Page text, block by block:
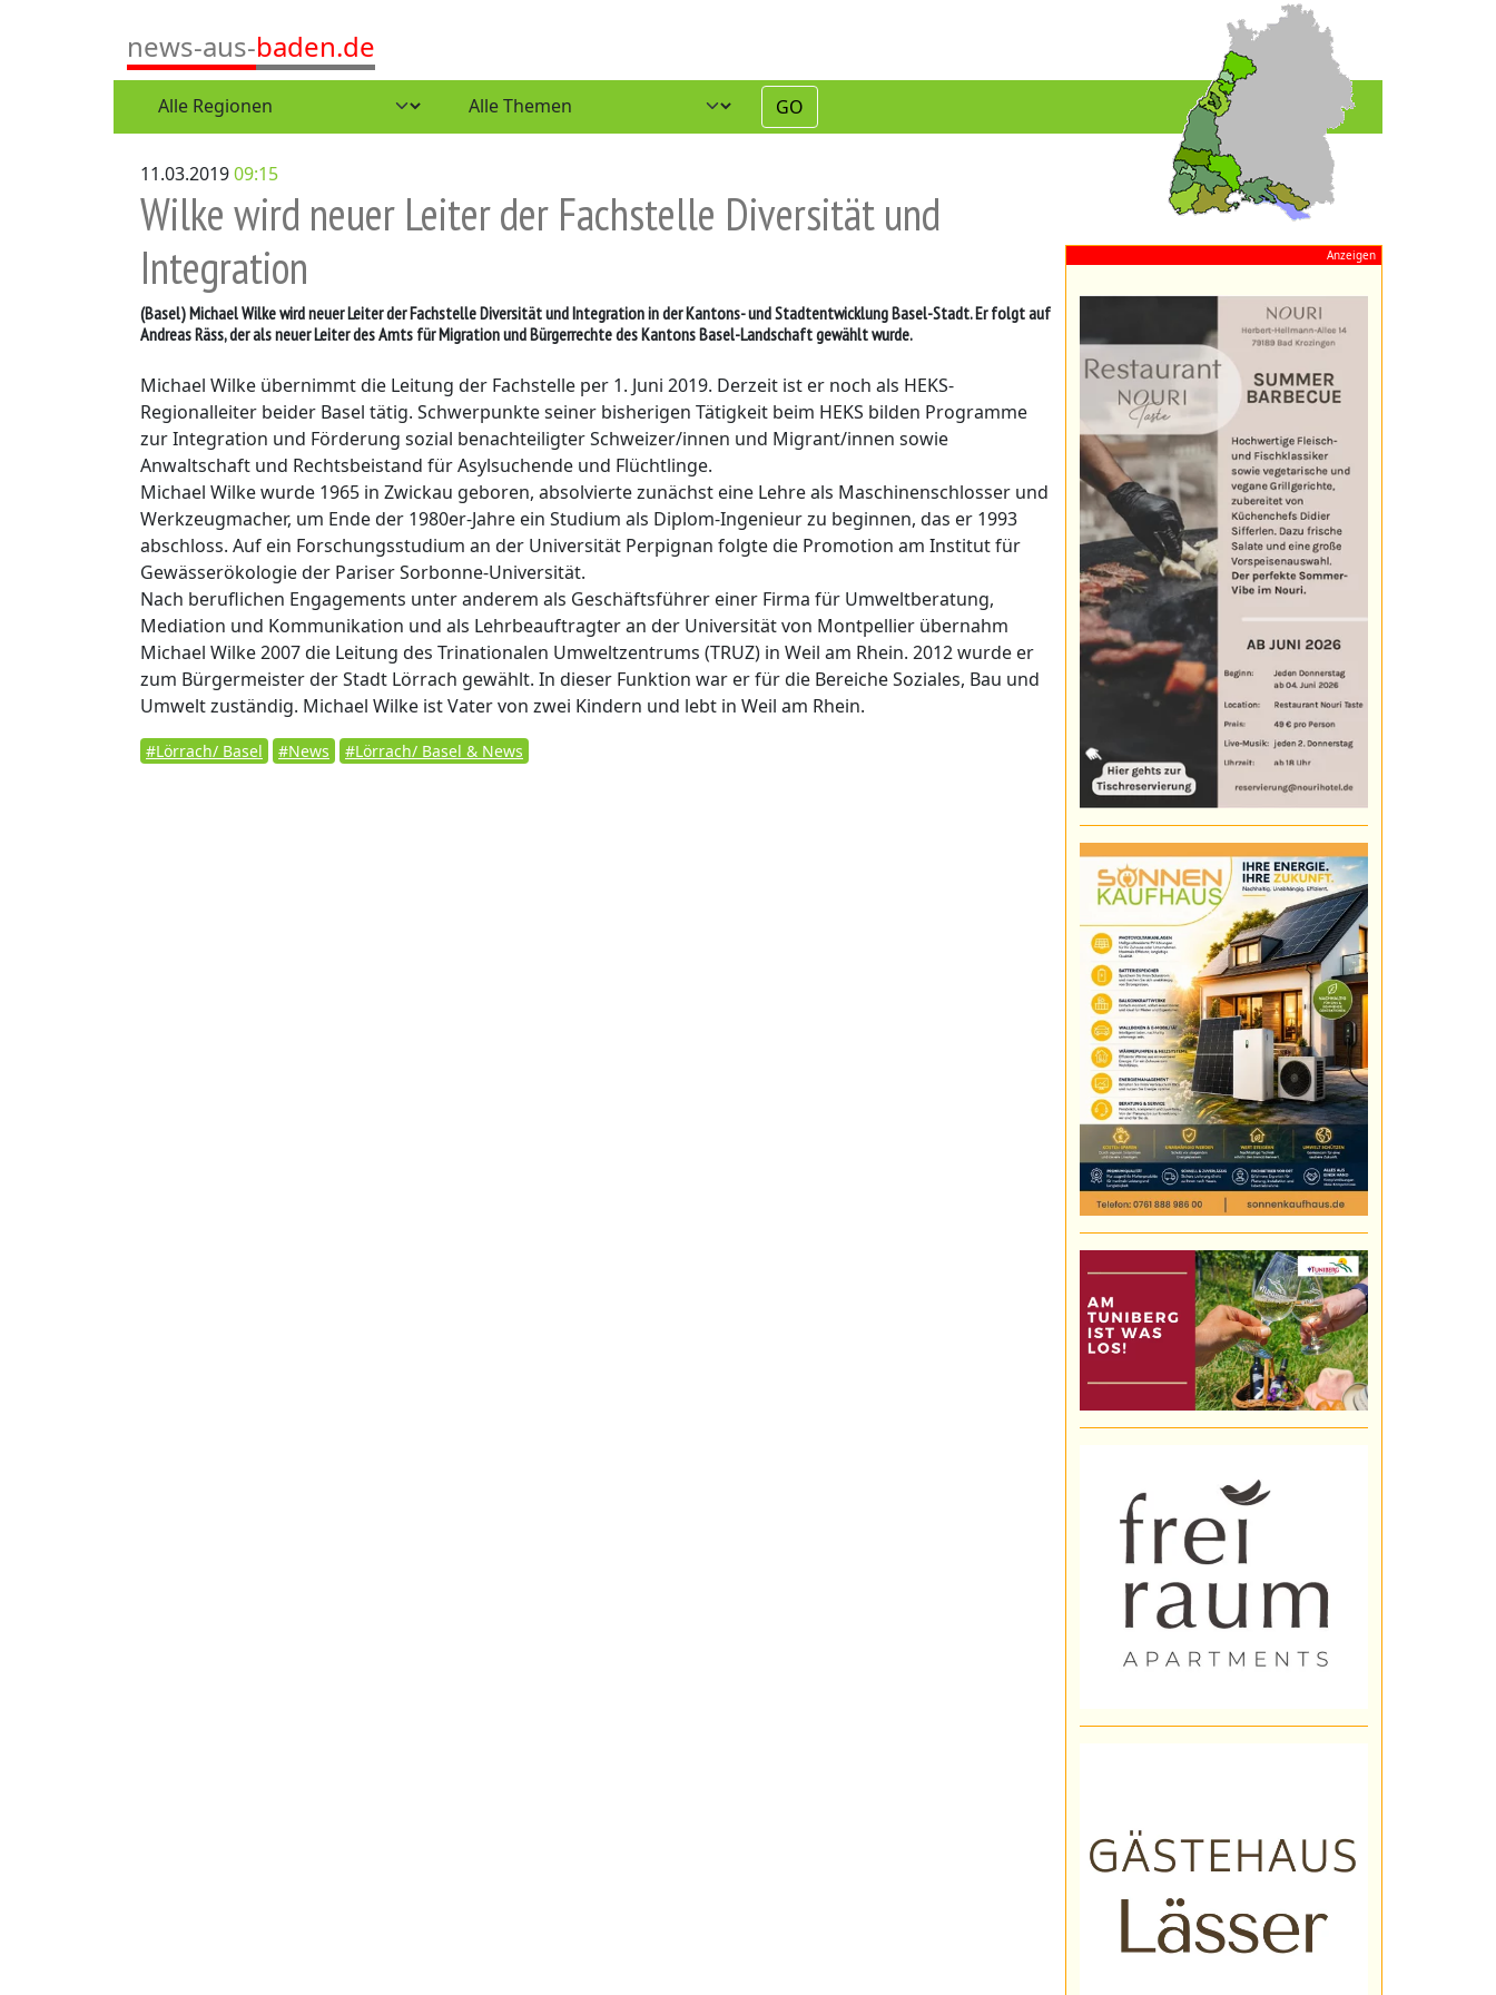
news-aus-baden.de
GO
11.03.201909:15
Wilke wird neuer Leiter der Fachstelle Diversität und
Integration
(Basel)Michael Wilke wird neuer Leiter der Fachstelle Diversität und Integration in der Kantons- und Stadtentwicklung Basel-Stadt. Er folgt auf
Andreas Räss, der als neuer Leiter des Amts für Migration und Bürgerrechte des Kantons Basel-Landschaft gewählt wurde.
Michael Wilke übernimmt die Leitung der Fachstelle per 1. Juni 2019. Derzeit ist er noch als HEKS-
Regionalleiter beider Basel tätig. Schwerpunkte seiner bisherigen Tätigkeit beim HEKS bilden Programme
zur Integration und Förderung sozial benachteiligter Schweizer/innen und Migrant/innen sowie
Anwaltschaft und Rechtsbeistand für Asylsuchende und Flüchtlinge.
Michael Wilke wurde 1965 in Zwickau geboren, absolvierte zunächst eine Lehre als Maschinenschlosser und
Werkzeugmacher, um Ende der 1980er-Jahre ein Studium als Diplom-Ingenieur zu beginnen, das er 1993
abschloss. Auf ein Forschungsstudium an der Universität Perpignan folgte die Promotion am Institut für
Gewässerökologie der Pariser Sorbonne-Universität.
Nach beruflichen Engagements unter anderem als Geschäftsführer einer Firma für Umweltberatung,
Mediation und Kommunikation und als Lehrbeauftragter an der Universität von Montpellier übernahm
Michael Wilke 2007 die Leitung des Trinationalen Umweltzentrums (TRUZ) in Weil am Rhein. 2012 wurde er
zum Bürgermeister der Stadt Lörrach gewählt. In dieser Funktion war er für die Bereiche Soziales, Bau und
Umwelt zuständig. Michael Wilke ist Vater von zwei Kindern und lebt in Weil am Rhein.
#Lörrach/ Basel #News #Lörrach/ Basel & News
Anzeigen